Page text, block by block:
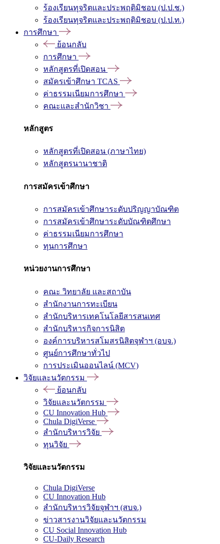
ร้องเรียนทุจริตและประพฤติมิชอบ (ป.ป.ช.)
ร้องเรียนทุจริตและประพฤติมิชอบ (ป.ป.ท.)
การศึกษา
ย้อนกลับ
การศึกษา
หลักสูตรที่เปิดสอน
สมัครเข้าศึกษา TCAS
ค่าธรรมเนียมการศึกษา
คณะและสำนักวิชา
หลักสูตร
หลักสูตรที่เปิดสอน (ภาษาไทย)
หลักสูตรนานาชาติ
การสมัครเข้าศึกษา
การสมัครเข้าศึกษาระดับปริญญาบัณฑิต
การสมัครเข้าศึกษาระดับบัณฑิตศึกษา
ค่าธรรมเนียมการศึกษา
ทุนการศึกษา
หน่วยงานการศึกษา
คณะ วิทยาลัย และสถาบัน
สำนักงานการทะเบียน
สำนักบริหารเทคโนโลยีสารสนเทศ
สำนักบริหารกิจการนิสิต
องค์การบริหารสโมสรนิสิตจุฬาฯ (อบจ.)
ศูนย์การศึกษาทั่วไป
การประเมินออนไลน์ (MCV)
วิจัยและนวัตกรรม
ย้อนกลับ
วิจัยและนวัตกรรม
CU Innovation Hub
Chula DigiVerse
สำนักบริหารวิจัย
ทุนวิจัย
วิจัยและนวัตกรรม
Chula DigiVerse
CU Innovation Hub
สำนักบริหารวิจัยจุฬาฯ (สบจ.)
ข่าวสารงานวิจัยและนวัตกรรม
CU Social Innovation Hub
CU-Daily Research